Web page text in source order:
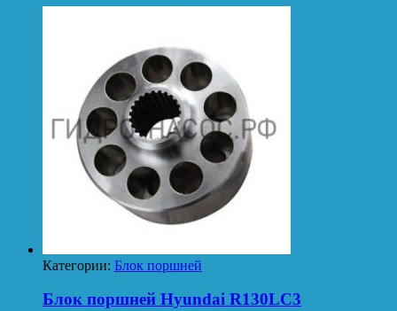
Категории: Блок поршней
Блок поршней Hyundai R130LC3